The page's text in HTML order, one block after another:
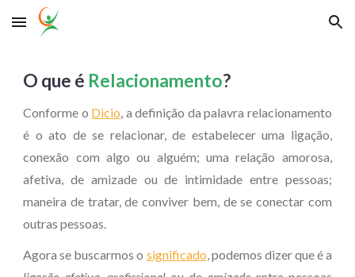
Skip to main content Skip to navigation
O que é Relacionamento?
Conforme o Dicio, a definição da palavra relacionamento
é o ato de se relacionar, de estabelecer uma ligação,
conexão com algo ou alguém; uma relação amorosa,
afetiva, de amizade ou de intimidade entre pessoas;
maneira de tratar, de conviver bem, de se conectar com
outras pessoas.
Agora se buscarmos o significado, podemos dizer que é a